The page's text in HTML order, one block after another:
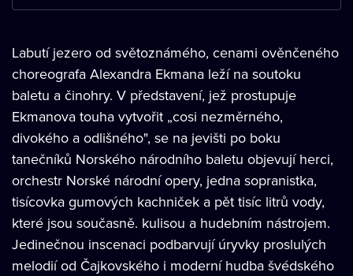
Labutí jezero od světoznámého, cenami ověnčeného
choreografa Alexandra Ekmana leží na soutoku
baletu a činohry. V představení, jež prostupuje
Ekmanova touha vytvořit „cosi nezměrného,
divokého a odlišného", se na jevišti po boku
tanečníků Norského národního baletu objevují herci,
orchestr Norské národní opery, jedna sopranistka,
tisícovka gumových kachniček a pět tisíc litrů vody,
které jsou současně. kulisou a hudebním nástrojem.
Jedinečnou inscenaci podbarvují úryvky proslulých
melodií od Čajkovského i moderní hudba švédského